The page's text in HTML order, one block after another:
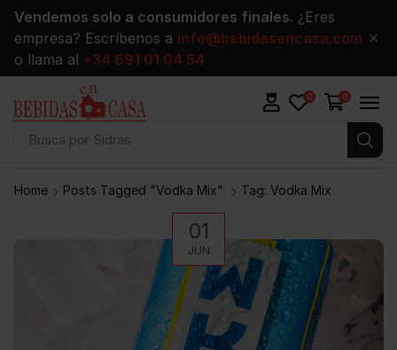
Vendemos solo a consumidores finales. ¿Eres
empresa? Escríbenos a info@bebidasencasa.com
o llama al +34 691 01 04 54
✕
Busca por Sidras
0 0
Home Posts Tagged "vodka Mix" Tag: Vodka Mix
01
JUN